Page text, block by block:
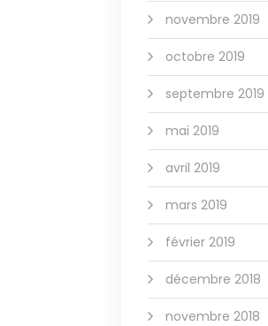
novembre 2019
octobre 2019
septembre 2019
mai 2019
avril 2019
mars 2019
février 2019
décembre 2018
novembre 2018